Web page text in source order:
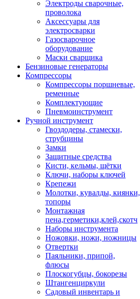
Электроды сварочные,
проволока
Аксессуары для
электросварки
Газосварочное
оборудование
Маски сварщика
Бензиновые генераторы
Компрессоры
Компрессоры поршневые,
ременные
Комплектующие
Пневмоинструмент
Ручной инструмент
Гвоздодеры, стамески,
струбцины
Замки
Защитные средства
Кисти, кельмы, щётки
Ключи, наборы ключей
Крепежи
Молотки, кувалды, киянки,
топоры
Монтажная
пена,герметики,клей,скотч
Наборы инструмента
Ножовки, ножи, ножницы
Отвертки
Паяльники, припой,
флюсы
Плоскогубцы, бокорезы
Штангенциркули
Садовый инвентарь и